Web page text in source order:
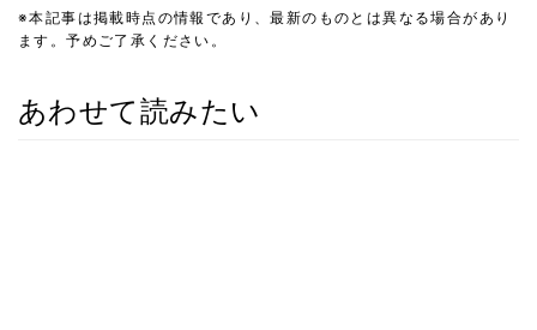
※本記事は掲載時点の情報であり、最新のものとは異なる場合があり
ます。予めご了承ください。
あわせて読みたい